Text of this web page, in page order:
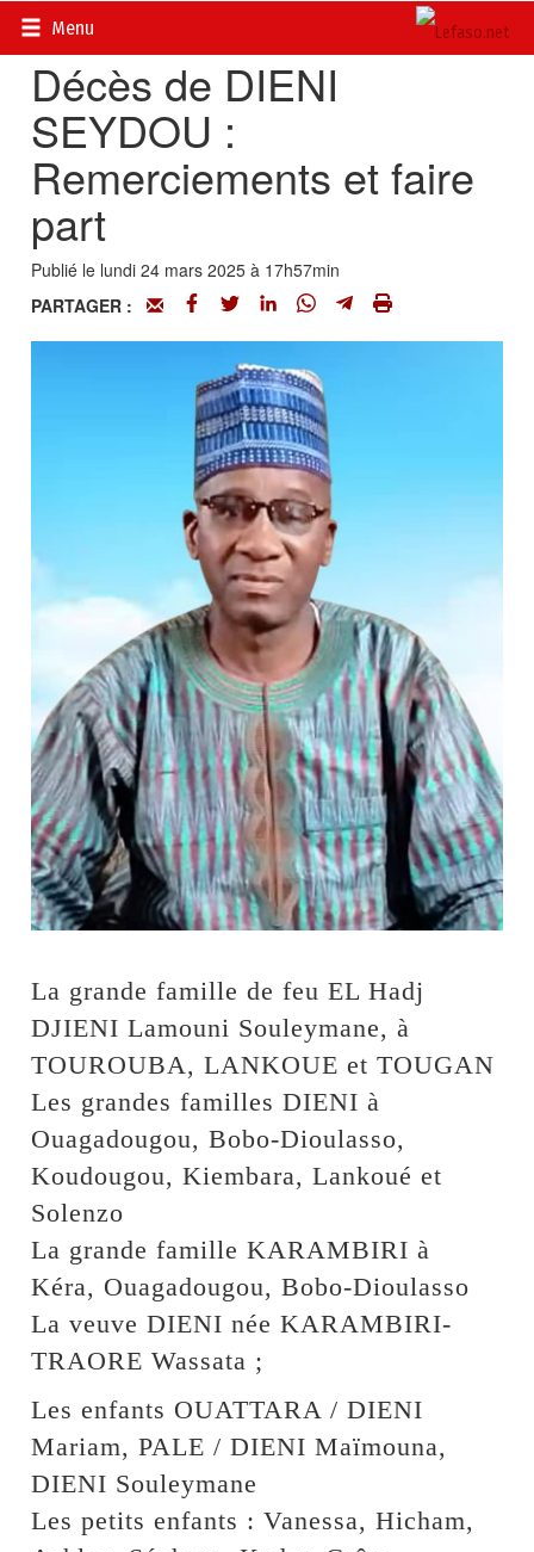
Menu
Accueil>
Décès de DIENI
SEYDOU :
Remerciements et faire
part
Publié le lundi 24 mars 2025 à 17h57min
PARTAGER :
La grande famille de feu EL Hadj
DJIENI Lamouni Souleymane, à
TOUROUBA, LANKOUE et TOUGAN
Les grandes familles DIENI à
Ouagadougou, Bobo-Dioulasso,
Koudougou, Kiembara, Lankoué et
Solenzo
La grande famille KARAMBIRI à
Kéra, Ouagadougou, Bobo-Dioulasso
La veuve DIENI née KARAMBIRI-
TRAORE Wassata ;
Les enfants OUATTARA / DIENI
Mariam, PALE / DIENI Maïmouna,
DIENI Souleymane
Les petits enfants : Vanessa, Hicham,